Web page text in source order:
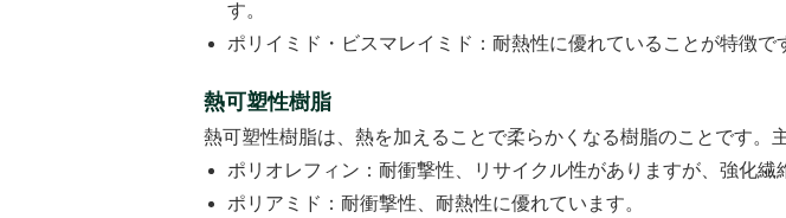
す。
ポリイミド・ビスマレイミド：耐熱性に優れていることが特徴で
熱可塑性樹脂
熱可塑性樹脂は、熱を加えることで柔らかくなる樹脂のことです。
ポリオレフィン：耐衝撃性、リサイクル性がありますが、強化繊
ポリアミド：耐衝撃性、耐熱性に優れています。